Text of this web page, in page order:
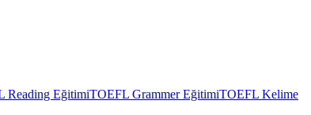
Reading EğitimiTOEFL Grammer EğitimiTOEFL Kelime